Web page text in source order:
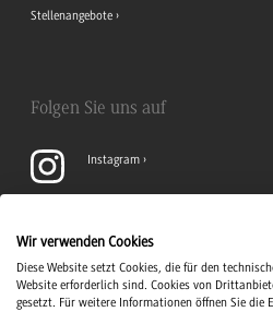
Stellenangebote
Folgen Sie uns auf
Instagram
LinkedIn
Wir verwenden Cookies
Diese Website setzt Cookies, die für den
Website erforderlich sind. Cookies von
gesetzt. Für weitere Informationen öffnen Sie die